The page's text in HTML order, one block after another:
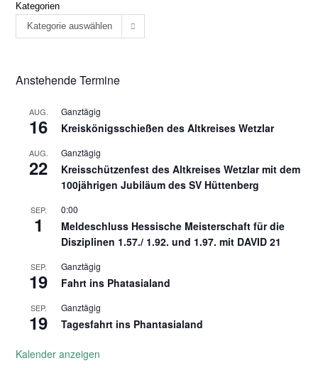
Kategorien
Kategorie auswählen
Anstehende Termine
AUG.
16
Ganztägig
Kreiskönigsschießen des Altkreises Wetzlar
AUG.
22
Ganztägig
Kreisschützenfest des Altkreises Wetzlar mit dem
100jährigen Jubiläum des SV Hüttenberg
SEP.
1
0:00
Meldeschluss Hessische Meisterschaft für die
Disziplinen 1.57./ 1.92. und 1.97. mit DAVID 21
SEP.
19
Ganztägig
Fahrt ins Phatasialand
SEP.
19
Ganztägig
Tagesfahrt ins Phantasialand
Kalender anzeigen